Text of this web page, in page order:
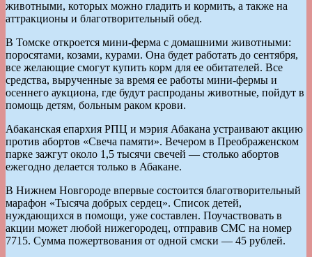
животными, которых можно гладить и кормить, а также на
аттракционы и благотворительный обед.
В Томске откроется мини-ферма с домашними животными:
поросятами, козами, курами. Она будет работать до сентября,
все желающие смогут купить корм для ее обитателей. Все
средства, вырученные за время ее работы мини-фермы и
осеннего аукциона, где будут распроданы животные, пойдут в
помощь детям, больным раком крови.
Абаканская епархия РПЦ и мэрия Абакана устраивают акцию
против абортов «Свеча памяти». Вечером в Преображенском
парке зажгут около 1,5 тысячи свечей — столько абортов
ежегодно делается только в Абакане.
В Нижнем Новгороде впервые состоится благотворительный
марафон «Тысяча добрых сердец». Список детей,
нуждающихся в помощи, уже составлен. Поучаствовать в
акции может любой нижегородец, отправив СМС на номер
7715. Сумма пожертвования от одной смски — 45 рублей.